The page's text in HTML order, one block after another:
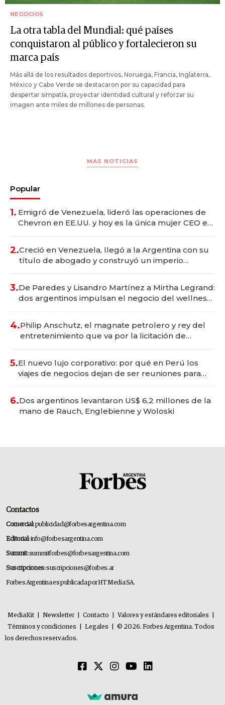
NEGOCIOS
La otra tabla del Mundial: qué países
conquistaron al público y fortalecieron su
marca país
Más allá de los resultados deportivos, Noruega, Francia, Inglaterra,
México y Cabo Verde se destacaron por su capacidad para
despertar simpatía, proyectar identidad cultural y reforzar su
imagen ante miles de millones de personas.
MAS NOTICIAS
Popular
1. Emigró de Venezuela, lideró las operaciones de
Chevron en EE.UU. y hoy es la única mujer CEO en
2.Creció en Venezuela, llegó a la Argentina con su
título de abogado y construyó un imperio
3.De Paredes y Lisandro Martínez a Mirtha Legrand:
dos argentinos impulsan el negocio del wellness
4.Philip Anschutz, el magnate petrolero y rey del
entretenimiento que va por la licitación de
5.El nuevo lujo corporativo: por qué en Perú los
viajes de negocios dejan de ser reuniones para
6.Dos argentinos levantaron US$ 6,2 millones de la
mano de Rauch, Englebienne y Woloski
Contactos
Comercial:publicidad@forbesargentina.com
Editorial:info@forbesargentina.com
Summit:summitforbes@forbesargentina.com
Suscripciones:suscripciones@forbes.ar
Forbes Argentina es publicada por HT Media SA.
MediaKit Newsletter Contacto Valores y estándares editoriales
Términos y condiciones
Legales
© 2026. Forbes Argentina. Todos
los derechos reservados.